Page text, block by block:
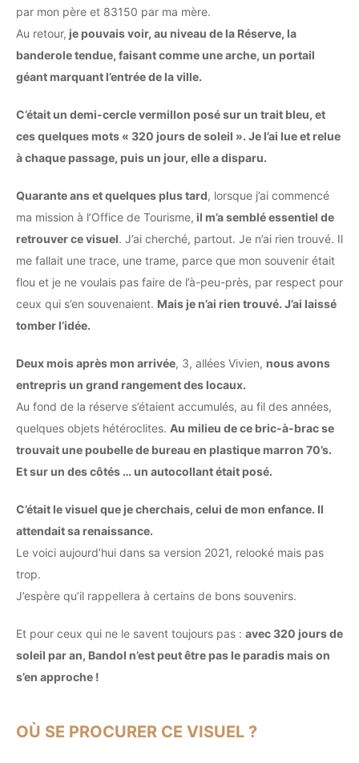
par mon père et 83150 par ma mère.
Au retour, je pouvais voir, au niveau de la Réserve, la
banderole tendue, faisant comme une arche, un portail
géant marquant l’entrée de la ville.
C’était un demi-cercle vermillon posé sur un trait bleu, et
ces quelques mots « 320 jours de soleil ». Je l’ai lue et relue
à chaque passage, puis un jour, elle a disparu.
Quarante ans et quelques plus tard, lorsque j’ai commencé
ma mission à l’Office de Tourisme, il m’a semblé essentiel de
retrouver ce visuel. J’ai cherché, partout. Je n’ai rien trouvé. Il
me fallait une trace, une trame, parce que mon souvenir était
flou et je ne voulais pas faire de l’à-peu-près, par respect pour
ceux qui s’en souvenaient. Mais je n’ai rien trouvé. J’ai laissé
tomber l’idée.
Deux mois après mon arrivée, 3, allées Vivien, nous avons
entrepris un grand rangement des locaux.
Au fond de la réserve s’étaient accumulés, au fil des années,
quelques objets hétéroclites. Au milieu de ce bric-à-brac se
trouvait une poubelle de bureau en plastique marron 70’s.
Et sur un des côtés … un autocollant était posé.
C’était le visuel que je cherchais, celui de mon enfance. Il
attendait sa renaissance.
Le voici aujourd’hui dans sa version 2021, relooké mais pas
trop.
J’espère qu’il rappellera à certains de bons souvenirs.
Et pour ceux qui ne le savent toujours pas : avec 320 jours de
soleil par an, Bandol n’est peut être pas le paradis mais on
s’en approche !
OÙ SE PROCURER CE VISUEL ?